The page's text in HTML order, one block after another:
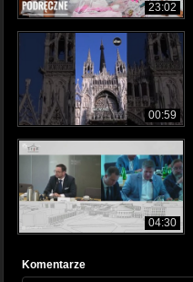
23:02
00:59
04:30
Komentarze